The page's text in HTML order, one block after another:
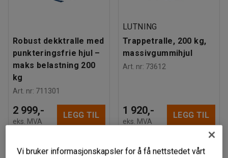
Robust dekktralle med
punkteringsfrie hjul –
maks belastning 200
kg
Art. nr: 711301
2 999,-
eks. MVA
LEGG TIL
LUTNING
Trappetralle, 200 kg,
massivgummihjul
Art. nr: 73612
1 920,-
eks. MVA
LEGG TIL
Vi bruker informasjonskapsler for å få nettstedet vårt